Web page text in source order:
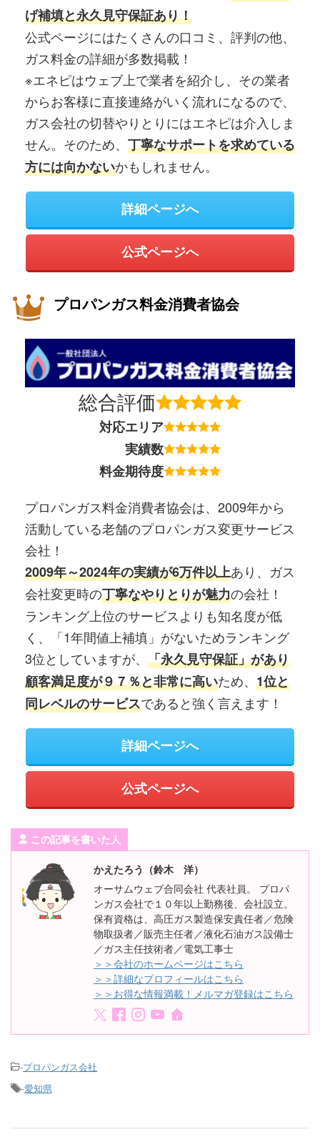
げ補填と永久見守保証あり！
公式ページにはたくさんの口コミ、評判の他、
ガス料金の詳細が多数掲載！
※エネピはウェブ上で業者を紹介し、その業者
からお客様に直接連絡がいく流れになるので、
ガス会社の切替やりとりにはエネピは介入しま
せん。そのため、 丁寧なサポートを求めている
方には向かないかもしれません。
詳細ページへ
公式ページへ
プロパンガス料金消費者協会
総合評価
対応エリア
実績数
料金期待度
プロパンガス料金消費者協会は、2009年から
活動している老舗のプロパンガス変更サービス
会社！
2009年～2024年の実績が6万件以上あり、ガス
会社変更時の丁寧なやりとりが魅力の会社！
ランキング上位のサービスよりも知名度が低
く、「1年間値上補填」がないためランキング
3位としていますが、 「永久見守保証」があり
顧客満足度が９７％と非常に高いため、 1位と
同レベルのサービスであると強く言えます！
詳細ページへ
公式ページへ
この記事を書いた人
かえたろう（鈴木 洋）
オーサムウェブ合同会社 代表社員。 プロパ
ンガス会社で１０年以上勤務後、会社設立。
保有資格は、高圧ガス製造保安責任者／危険
物取扱者／販売主任者／液化石油ガス設備士
／ガス主任技術者／電気工事士
＞＞会社のホームページはこちら
＞＞詳細なプロフィールはこちら
＞＞お得な情報満載！メルマガ登録はこちら
-プロパンガス会社
-愛知県